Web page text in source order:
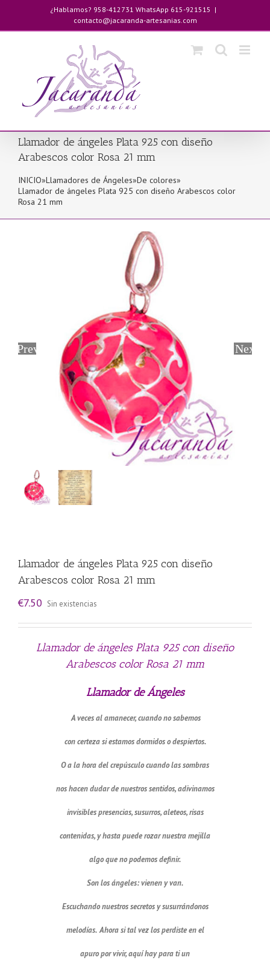
contenido
¿Hablamos? 958-412731 WhatsApp 615-921515 |
contacto@jacaranda-artesanias.com
Llamador de ángeles Plata 925 con diseño
Arabescos color Rosa 21 mm
INICIO»Llamadores de Ángeles»De colores»
Llamador de ángeles Plata 925 con diseño Arabescos color
Rosa 21 mm
Previous Next
Llamador de ángeles Plata 925 con diseño
Arabescos color Rosa 21 mm
€7.50 Sin existencias
Llamador de ángeles Plata 925 con diseño
Arabescos color Rosa 21 mm
Llamador de Ángeles
A veces al amanecer, cuando no sabemos
con certeza si estamos dormidos o despiertos.
O a la hora del crepúsculo cuando las sombras
nos hacen dudar de nuestros sentidos, adivinamos
invisibles presencias, susurros, aleteos, risas
contenidas, y hasta puede rozar nuestra mejilla
algo que no podemos definir.
Son los ángeles: vienen y van.
Escuchando nuestros secretos y susurrándonos
melodías. Ahora si tal vez los perdiste en el
apuro por vivir, aquí hay para ti un